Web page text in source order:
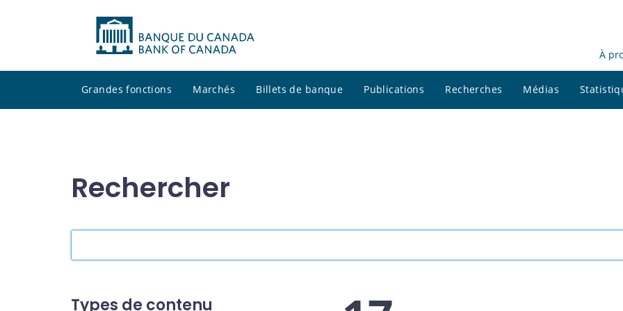
À
Grandes fonctions Marchés Billets de banque Publications Recherches Médias
Rechercher
site
Types de contenu